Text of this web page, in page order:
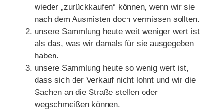
wieder „zurückkaufen“ können, wenn wir sie
nach dem Ausmisten doch vermissen sollten.
unsere Sammlung heute weit weniger wert ist
als das, was wir damals für sie ausgegeben
haben.
unsere Sammlung heute so wenig wert ist,
dass sich der Verkauf nicht lohnt und wir die
Sachen an die Straße stellen oder
wegschmeißen können.